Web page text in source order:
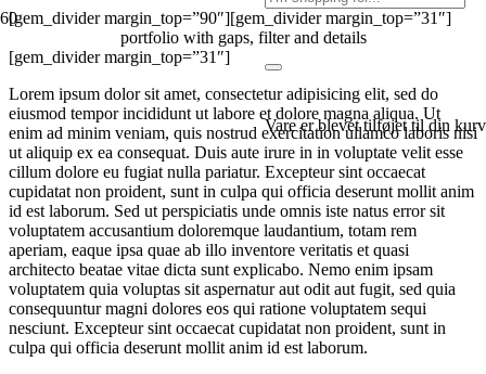
Vareer blevet tilføjet til din
[gem_divider margin_top=”90″][gem_divider margin_top=”31″]
portfolio with gaps, filter and details
[gem_divider margin_top=”31″]
Lorem ipsum dolor sit amet, consectetur adipisicing elit, sed do
eiusmod tempor incididunt ut labore et dolore magna aliqua. Ut
enim ad minim veniam, quis nostrud exercitation ullamco laboris nisi
ut aliquip ex ea consequat. Duis aute irure in in voluptate velit esse
cillum dolore eu fugiat nulla pariatur. Excepteur sint occaecat
cupidatat non proident, sunt in culpa qui officia deserunt mollit anim
id est laborum. Sed ut perspiciatis unde omnis iste natus error sit
voluptatem accusantium doloremque laudantium, totam rem
aperiam, eaque ipsa quae ab illo inventore veritatis et quasi
architecto beatae vitae dicta sunt explicabo. Nemo enim ipsam
voluptatem quia voluptas sit aspernatur aut odit aut fugit, sed quia
consequuntur magni dolores eos qui ratione voluptatem sequi
nesciunt. Excepteur sint occaecat cupidatat non proident, sunt in
culpa qui officia deserunt mollit anim id est laborum.